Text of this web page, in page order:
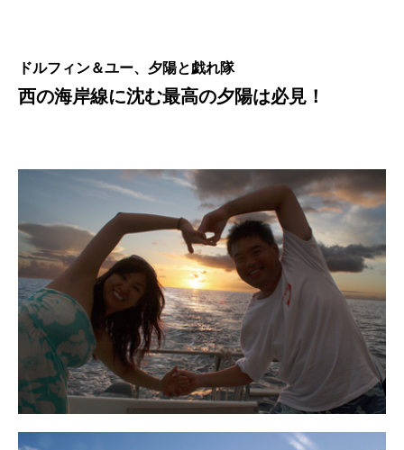
ドルフィン＆ユー、夕陽と戯れ隊
西の海岸線に沈む最高の夕陽は必見！